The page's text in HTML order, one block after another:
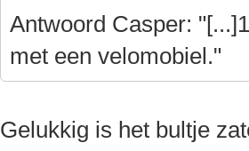
Antwoord Casper:
met een velomobiel."
Gelukkig is het bultje